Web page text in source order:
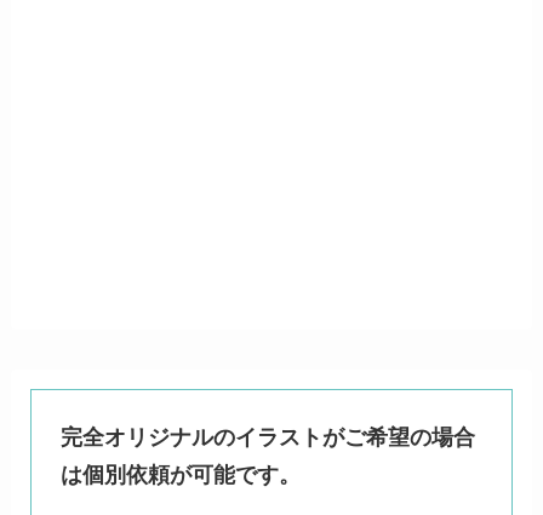
完全オリジナルのイラストがご希望の場合
は個別依頼が可能です。